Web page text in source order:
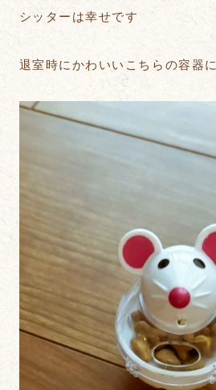
シッターは幸せです
退室時にかわいいこちらの容器に